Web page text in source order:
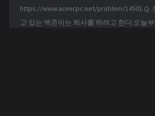
https://www.acmicpc.net/problem/14501 Q. 상담원으로 일하
고 있는 백준이는 퇴사를 하려고 한다.오늘